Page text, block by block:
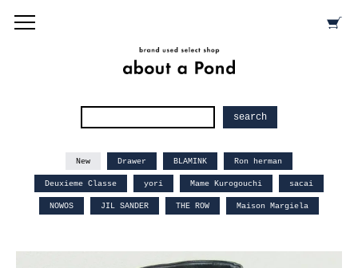
New Drawer BLAMINK Ron herman
Deuxieme Classe yori Mame Kurogouchi sacai
NOWOS JIL SANDER THE ROW Maison Margiela